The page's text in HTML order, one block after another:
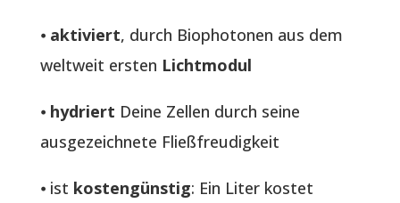
⦁ aktiviert, durch Biophotonen aus dem
weltweit ersten Lichtmodul
⦁ hydriert Deine Zellen durch seine
ausgezeichnete Fließfreudigkeit
⦁ ist kostengünstig: Ein Liter kostet